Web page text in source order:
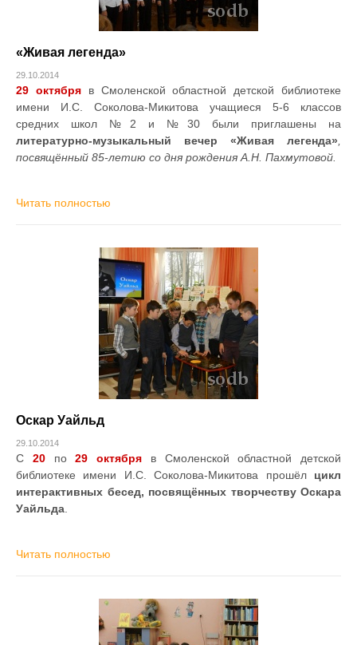
«Живая легенда»
29.10.2014
29 октября в Смоленской областной детской библиотеке
имени И.С. Соколова-Микитова учащиеся 5-6 классов
средних школ №2 и №30 были приглашены на
литературно-музыкальный вечер «Живая легенда»
посвящённый 85-летию со дня рождения А.Н. Пахмутовой.
Читать полностью
Оскар Уайльд
29.10.2014
С 20 по29 октября в Смоленской областной детской
библиотеке имени И.С. Соколова-Микитова прошёл
цикл
интерактивных бесед, посвящённых творчеству Оскара
Уайльда
Читать полностью